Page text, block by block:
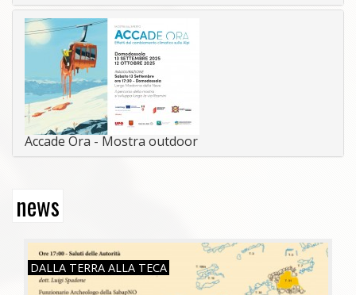
Accade Ora - Mostra outdoor
news
DALLA TERRA ALLA TECA
SAB, 26/07/2025